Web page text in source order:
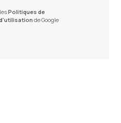
Politiques de
de Google